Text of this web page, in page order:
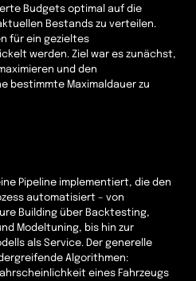
Budgets optimal auf die
Bestands zu verteilen.
für ein gezieltes
werden. Ziel war es zunächst,
und den
bestimmte Maximaldauer zu
Pipeline implementiert, die den
automatisiert – von
Building über Backtesting,
Modeltuning, bis hin zur
als Service. Der generelle
Algorithmen:
eines Fahrzeugs